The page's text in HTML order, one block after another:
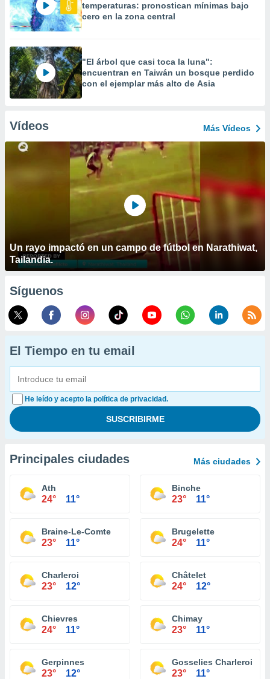
temperaturas: pronostican mínimas bajo
cero en la zona central
"El árbol que casi toca la luna":
encuentran en Taiwán un bosque perdido
con el ejemplar más alto de Asia
Vídeos Más Vídeos
Un rayo impactó en un campo de fútbol en Narathiwat,
Tailandia.
Síguenos
El Tiempo en tu email
He leído y acepto la política de privacidad.
Principales ciudades Más ciudades
Ath
24° 11°
Binche
23° 11°
Braine-Le-Comte
23° 11°
Brugelette
24° 11°
Charleroi
23° 12°
Châtelet
24° 12°
Chievres
24° 11°
Chimay
23° 11°
Gerpinnes
23° 12°
Gosselies Charleroi
23° 11°